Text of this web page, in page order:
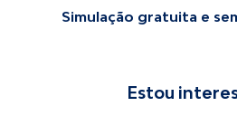
Simulação gratuita e
Estou